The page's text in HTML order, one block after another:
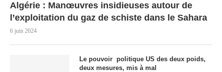
Algérie : Manœuvres insidieuses autour de
l’exploitation du gaz de schiste dans le Sahara
6 juin 2024
Le pouvoir politique US des deux poids,
deux mesures, mis à mal